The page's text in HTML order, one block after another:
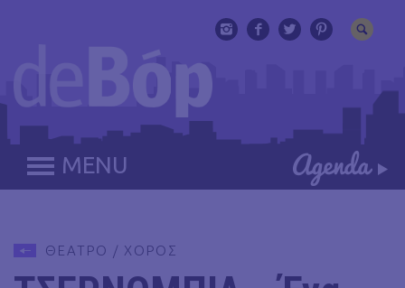
MENU
ΘΕΑΤΡΟ / ΧΟΡΟΣ